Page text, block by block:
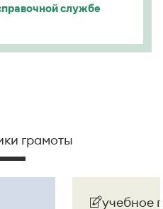
службе
грамоты
учебное